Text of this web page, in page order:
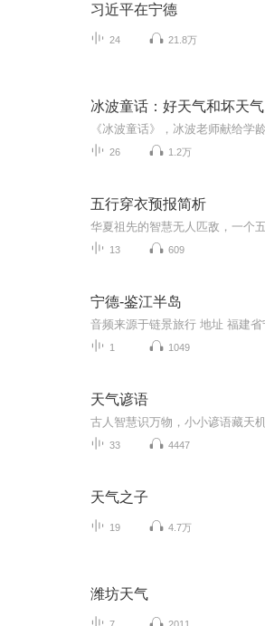
习近平在宁德
24 21.8万
冰波童话：好天气和坏天气
26 1.2万
五行穿衣预报简析
13 609
宁德-鉴江半岛
1 1049
天气谚语
33 4447
天气之子
19 4.7万
潍坊天气